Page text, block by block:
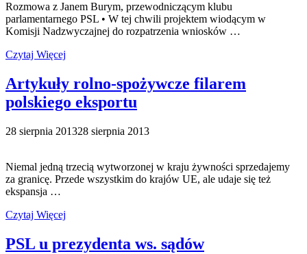
Rozmowa z Janem Burym, przewodniczącym klubu
parlamentarnego PSL • W tej chwili projektem wiodącym w
Komisji Nadzwyczajnej do rozpatrzenia wniosków …
Czytaj Więcej
Artykuły rolno-spożywcze filarem
polskiego eksportu
28 sierpnia 201328 sierpnia 2013
Niemal jedną trzecią wytworzonej w kraju żywności sprzedajemy
za granicę. Przede wszystkim do krajów UE, ale udaje się też
ekspansja …
Czytaj Więcej
PSL u prezydenta ws. sądów